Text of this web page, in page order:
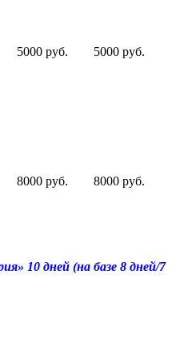
5000 руб. 5000 руб.
8000 руб. 8000 руб.
10 дней (на базе 8 дней/7